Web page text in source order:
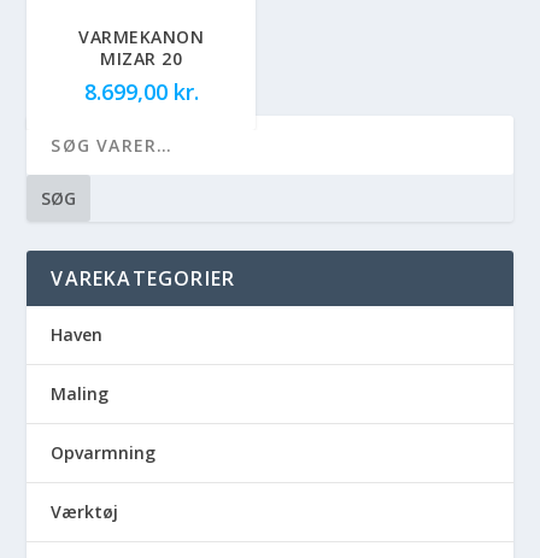
VARMEKANON
MIZAR 20
8.699,00 kr.
SØG
VAREKATEGORIER
Haven
Maling
Opvarmning
Værktøj